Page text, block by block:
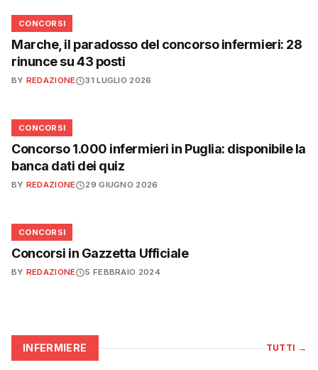
📋
CONCORSI
Marche, il paradosso del concorso infermieri: 28
rinunce su 43 posti
BY REDAZIONE 31 LUGLIO 2026
📋
CONCORSI
Concorso 1.000 infermieri in Puglia: disponibile la
banca dati dei quiz
BY REDAZIONE 29 GIUGNO 2026
📋
CONCORSI
Concorsi in Gazzetta Ufficiale
BY REDAZIONE 5 FEBBRAIO 2024
INFERMIERE TUTTI →